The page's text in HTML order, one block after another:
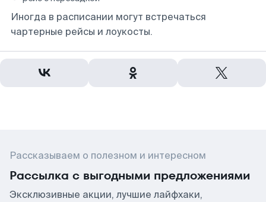
Иногда в расписании могут встречаться
чартерные рейсы и лоукосты.
Рассказываем о полезном и интересном
Рассылка с выгодными предложениями
Эксклюзивные акции, лучшие лайфхаки,